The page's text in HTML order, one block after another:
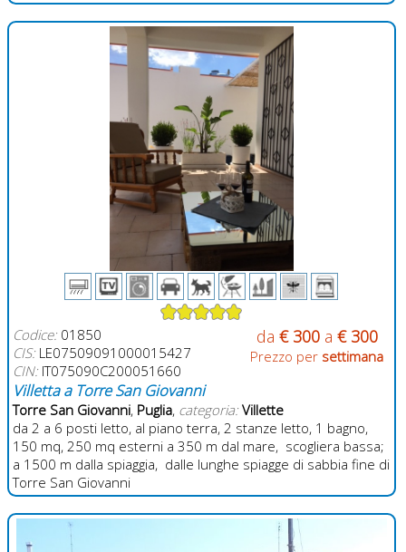
da € 300a € 300
Prezzo per settimana
Codice:01850
CIS:LE07509091000015427
CIN:IT075090C200051660
Villetta a Torre San Giovanni
Torre San Giovanni, Puglia, categoria: Villette
da 2 a 6 posti letto, al piano terra, 2 stanze letto, 1 bagno,
150 mq, 250 mq esterni a 350 m dal mare, scogliera bassa;
a 1500 m dalla spiaggia, dalle lunghe spiagge di sabbia fine di
Torre San Giovanni